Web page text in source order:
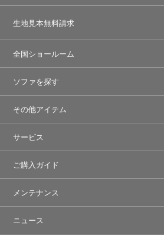
生地見本無料請求
全国ショールーム
ソファを探す
その他アイテム
サービス
ご購入ガイド
メンテナンス
ニュース